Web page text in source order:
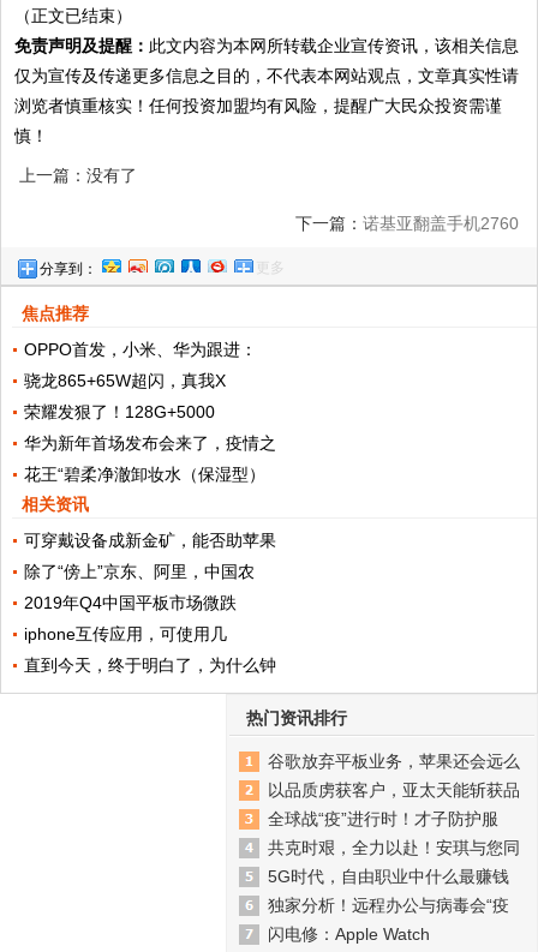
（正文已结束）
免责声明及提醒： 此文内容为本网所转载企业宣传资讯，该相关信息
仅为宣传及传递更多信息之目的，不代表本网站观点，文章真实性请
浏览者慎重核实！任何投资加盟均有风险，提醒广大民众投资需谨
慎！
上一篇：没有了
下一篇： 诺基亚翻盖手机2760
分享到： 更多
焦点推荐
OPPO首发，小米、华为跟进：
骁龙865+65W超闪，真我X
荣耀发狠了！128G+5000
华为新年首场发布会来了，疫情之
花王“碧柔净澈卸妆水（保湿型）
相关资讯
可穿戴设备成新金矿，能否助苹果
除了“傍上”京东、阿里，中国农
2019年Q4中国平板市场微跌
iphone互传应用，可使用几
直到今天，终于明白了，为什么钟
热门资讯排行
谷歌放弃平板业务，苹果还会远么
以品质虏获客户，亚太天能斩获品
全球战“疫”进行时！才子防护服
共克时艰，全力以赴！安琪与您同
5G时代，自由职业中什么最赚钱
独家分析！远程办公与病毒会“疫
闪电修：Apple Watch